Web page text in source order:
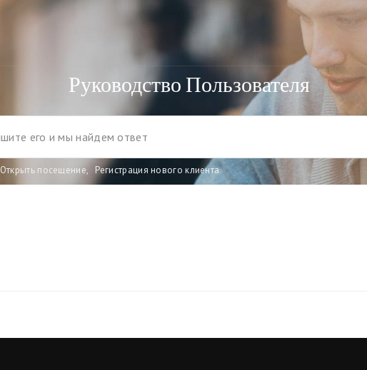
Руководство Пользователя
Открыть посещение, Регистрация нового клиента